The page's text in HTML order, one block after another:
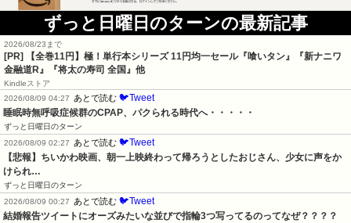
ずっと日曜日のターンの最新記事
2026/08/23まで
[PR]
【全巻11円】極！単行本シリーズ 11円均一セール『喰いタン』『新ナニワ
金融道R』『将太の寿司 全国』他
Kindleストア
2026/08/09 04:27
あとで読む 🐦Tweet
睡眠時無呼吸症候群のCPAP、パクられる時代へ・・・・・
ずっと日曜日のターン
2026/08/09 02:27
あとで読む 🐦Tweet
【悲報】ちいかわ映画、朝一上映終わって帰ろうとしたおじさん、少女に声をか
けられ…
ずっと日曜日のターン
2026/08/09 00:27
あとで読む 🐦Tweet
結婚報告ツイートにオーズみたいな並びで指輪3つ写ってるのってなぜ？？？？